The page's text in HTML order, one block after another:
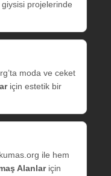
projelerinde
moda ve ceket
için estetik bir
ile hem
Alanlariçin